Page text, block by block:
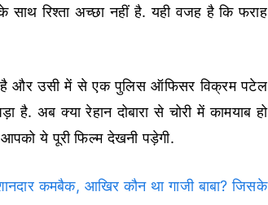
रिश्ता अच्छा नहीं है. यही वजह है कि फराह
है और उसी में से एक पुलिस ऑफिसर विक्रम पटेल
अब क्या रेहान दोबारा से चोरी में कामयाब हो
ये पूरी फिल्म देखनी पड़ेगी.
कमबैक, आखिर कौन था गाजी बाबा? जिसके